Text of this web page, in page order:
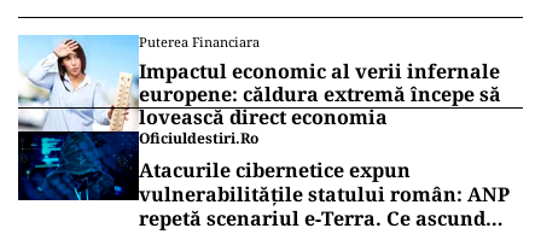
Puterea Financiara
Impactul economic al verii infernale
europene: căldura extremă începe să
lovească direct economia
Oficiuldestiri.ro
Atacurile cibernetice expun
vulnerabilitățile statului român: ANP
repetă scenariul e‑Terra. Ce ascund